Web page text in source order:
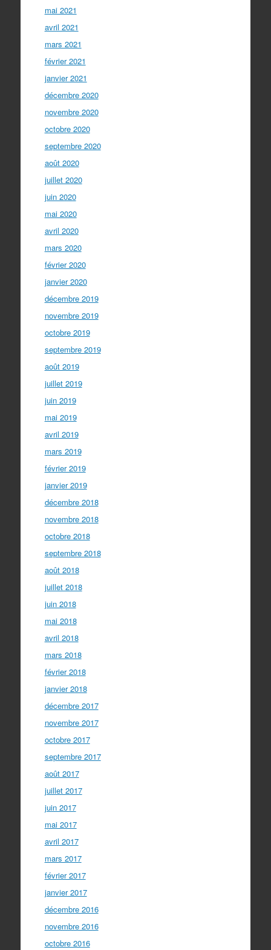
mai 2021
avril 2021
mars 2021
février 2021
janvier 2021
décembre 2020
novembre 2020
octobre 2020
septembre 2020
août 2020
juillet 2020
juin 2020
mai 2020
avril 2020
mars 2020
février 2020
janvier 2020
décembre 2019
novembre 2019
octobre 2019
septembre 2019
août 2019
juillet 2019
juin 2019
mai 2019
avril 2019
mars 2019
février 2019
janvier 2019
décembre 2018
novembre 2018
octobre 2018
septembre 2018
août 2018
juillet 2018
juin 2018
mai 2018
avril 2018
mars 2018
février 2018
janvier 2018
décembre 2017
novembre 2017
octobre 2017
septembre 2017
août 2017
juillet 2017
juin 2017
mai 2017
avril 2017
mars 2017
février 2017
janvier 2017
décembre 2016
novembre 2016
octobre 2016